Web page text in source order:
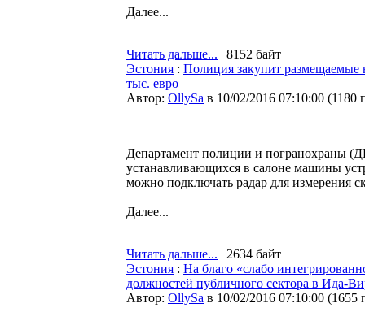
Далее...
Читать дальше... | 8152 байт
Эстония : Полиция закупит размещаемые
тыс. евро
Автор: OllySa в 10/02/2016 07:10:00 (1180
Департамент полиции и погранохраны
устанавливающихся в салоне машины
можно подключать радар для измерения
Далее...
Читать дальше... | 2634 байт
Эстония : На благо «слабо
должностей публичного сектора в Ида-
Автор: OllySa в 10/02/2016 07:10:00 (1655